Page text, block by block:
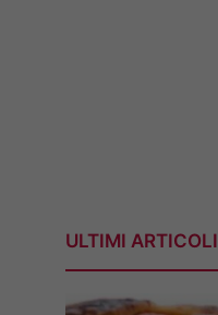
ULTIMI ARTICOLI